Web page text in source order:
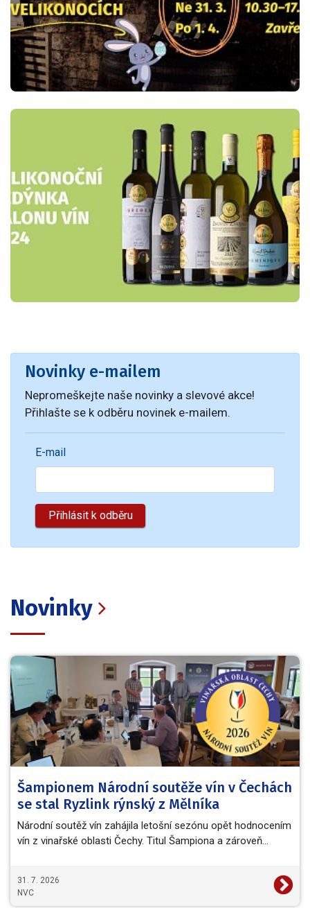
Novinky e-mailem
Nepromeškejte naše novinky a slevové akce!
Přihlašte se k odběru novinek e-mailem.
E-mail
Novinky
Šampionem Národní soutěže vín v Čechách
se stal Ryzlink rýnský z Mělníka
Národní soutěž vín zahájila letošní sezónu opět hodnocením
vín z vinařské oblasti Čechy. Titul Šampiona a zároveň…
31. 7. 2026
NVC